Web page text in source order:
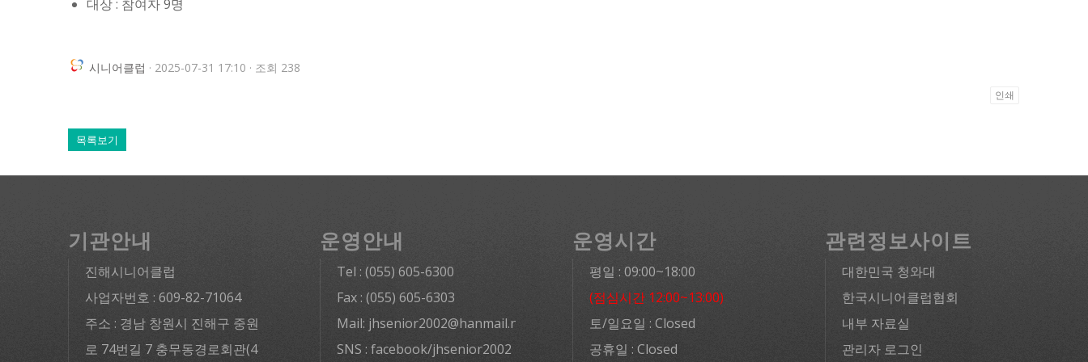
대상 : 참여자 9명
시니어클럽 · 2025-07-31 17:10 · 조회 238
인쇄
목록보기
기관안내
진해시니어클럽
사업자번호 : 609-82-71064
주소 : 경남 창원시 진해구 중원
로 74번길 7 충무동경로회관(4
운영안내
Tel : (055) 605-6300
Fax : (055) 605-6303
Mail: jhsenior2002@hanmail.net
SNS : facebook/jhsenior2002
운영시간
평일 : 09:00~18:00
(점심시간 12:00~13:00)
토/일요일 : Closed
공휴일 : Closed
관련정보사이트
대한민국 청와대
한국시니어클럽협회
내부 자료실
관리자 로그인